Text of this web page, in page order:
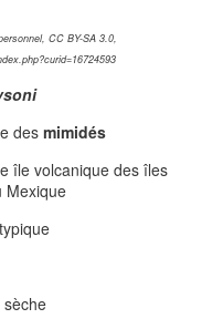
CC BY-SA 3.0,
des mimidés
île volcanique des îles
Mexique
sèche